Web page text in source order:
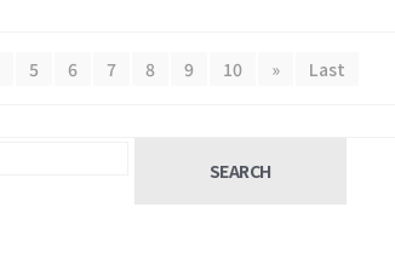
5 6 7 8 9 10 » Last
SEARCH